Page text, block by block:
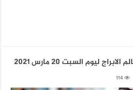
ليوم السبت 20 مارس 2021
114